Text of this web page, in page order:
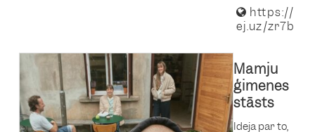
https://
ej.uz/zr7b
Mamju
ģimenes
stāsts
Ideja par to,